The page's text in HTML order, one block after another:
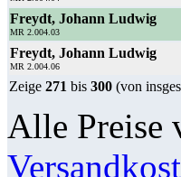
Freydt, Johann Ludwig
MR 2.004.03
Freydt, Johann Ludwig
MR 2.004.06
Zeige 271 bis 300 (von
Alle Preise